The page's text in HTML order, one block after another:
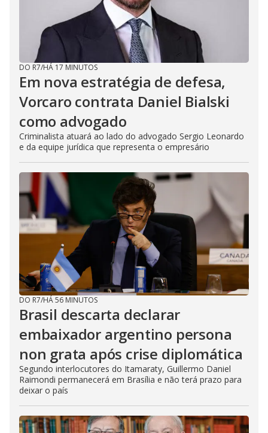
DO R7/HÁ 17 MINUTOS
Em nova estratégia de defesa,
Vorcaro contrata Daniel Bialski
como advogado
Criminalista atuará ao lado do advogado Sergio Leonardo
e da equipe jurídica que representa o empresário
DO R7/HÁ 56 MINUTOS
Brasil descarta declarar
embaixador argentino persona
non grata após crise diplomática
Segundo interlocutores do Itamaraty, Guillermo Daniel
Raimondi permanecerá em Brasília e não terá prazo para
deixar o país